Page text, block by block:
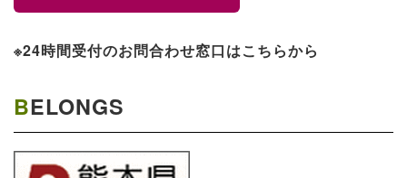
※24時間受付のお問合わせ窓口はこちらから
BELONGS